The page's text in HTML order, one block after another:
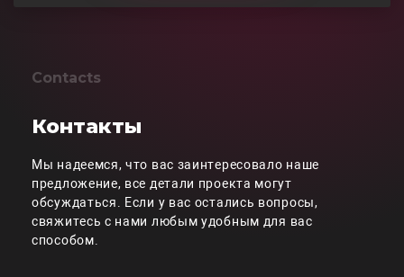
Contacts
Контакты
Мы надеемся, что вас заинтересовало наше
предложение, все детали проекта могут
обсуждаться. Если у вас остались вопросы,
свяжитесь с нами любым удобным для вас
способом.